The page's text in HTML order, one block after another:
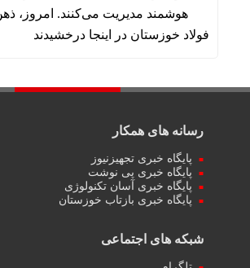
هوشمند مدیریت می‌کنند. امروز،
فولاد خوزستان در اینجا درخشیدند
رسانه های همکار
پایگاه خبری تجهیزنیوز
پایگاه خبری پی نوشت
پایگاه خبری آسان تکنولوژی
پایگاه خبری بازتاب خوزستان
شبکه های اجتماعی